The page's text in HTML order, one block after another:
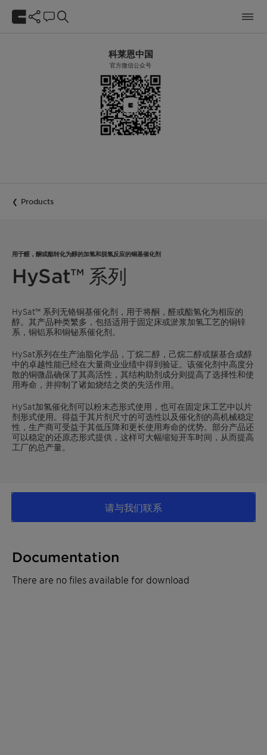
科莱恩中国
官方微信公众号
Products
用于醛，酮或酯转化为醇的加氢和脱氢反应的铜基催化剂
HySat™ 系列
HySat™ 系列无铬铜基催化剂，用于将酮，醛或酯氢化为相应的
醇。其产品种类繁多，包括适用于固定床或淤浆加氢工艺的铜锌
系，铜铝系和铜铋系催化剂。
HySat系列在生产油脂化学品，丁烷二醇，己烷二醇或羰基合成醇
中的卓越性能已经在大量商业业绩中得到验证。该催化剂中高度分
散的铜微晶确保了其高活性，其结构助剂成分则提高了选择性和使
用寿命，并抑制了诸如烧结之类的失活作用。
HySat加氢催化剂可以粉末态形式使用，也可在固定床工艺中以片
剂形式使用。得益于其片剂尺寸的可选性以及催化剂的高机械稳定
性，生产商可受益于其低压降和更长使用寿命的优势。部分产品还
可以稳定的还原态形式提供，这样可大幅缩短开车时间，从而提高
工厂的总产量。
请与我们联系
Documentation
There are no files available for download